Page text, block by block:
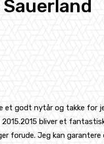
et godt nytår og takke
bliver et
forude. Jeg kan